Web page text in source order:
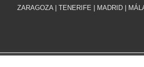
ZARAGOZA | TENERIFE | MADRID |